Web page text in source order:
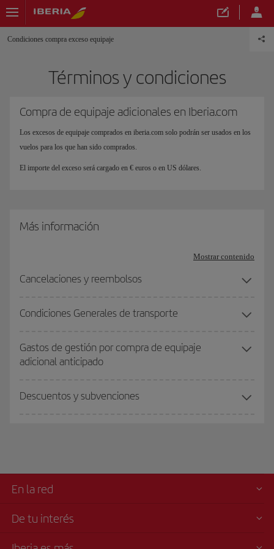
Condiciones compra exceso equipaje
Términos y condiciones
Compra de equipaje adicionales en Iberia.com
Los excesos de equipaje comprados en iberia.com solo podrán ser usados en los
vuelos para los que han sido comprados.
El importe del exceso será cargado en € euros o en US dólares.
Más información
Mostrar contenido
Cancelaciones y reembolsos
Condiciones Generales de transporte
Gastos de gestión por compra de equipaje
adicional anticipado
Descuentos y subvenciones
En la red
De tu interés